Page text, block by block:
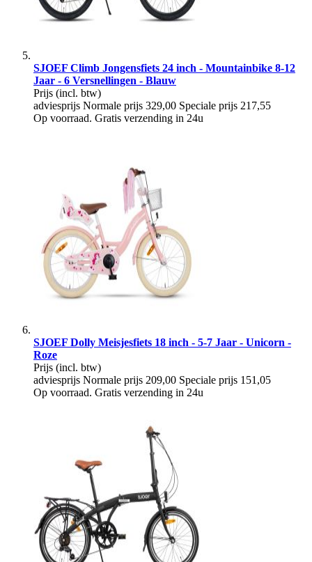
SJOEF Climb Jongensfiets 24 inch - Mountainbike 8-12
Jaar - 6 Versnellingen - Blauw
Prijs (incl. btw)
adviesprijs Normale prijs 329,00 Speciale prijs 217,55
Op voorraad. Gratis verzending in 24u
SJOEF Dolly Meisjesfiets 18 inch - 5-7 Jaar - Unicorn -
Roze
Prijs (incl. btw)
adviesprijs Normale prijs 209,00 Speciale prijs 151,05
Op voorraad. Gratis verzending in 24u